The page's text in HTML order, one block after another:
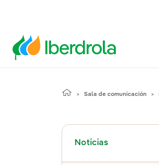
Sala de comunicación
Noticias
Alternar el